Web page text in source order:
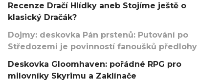
Recenze Dračí Hlídky aneb Stojíme ještě o
klasický Dračák?
Dojmy: deskovka Pán prstenů: Putování po
Středozemi je povinností fanoušků předlohy
Deskovka Gloomhaven: pořádné RPG pro
milovníky Skyrimu a Zaklínače